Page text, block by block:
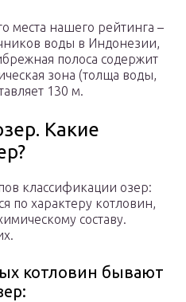
места нашего рейтинга –
воды в Индонезии,
полоса содержит
зона (толща воды,
130 м.
Какие
классификации озер:
по характеру котловин,
составу.
котловин бывают